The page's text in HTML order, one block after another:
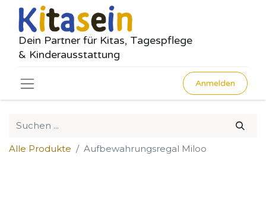
Dein Partner für Kitas, Tagespflege
& Kinderausstattung
Anmelden
Alle Produkte Aufbewahrungsregal Miloo